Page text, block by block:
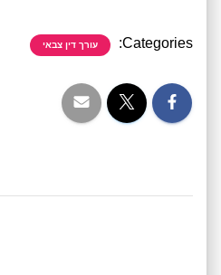
Categories: עורך דין צבאי